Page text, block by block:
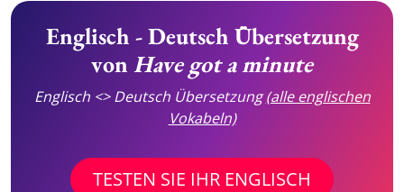
Englisch - Deutsch Übersetzung
vonHave got a minute
Englisch <> Deutsch Übersetzung(alle englischen
Vokabeln)
TESTEN SIE IHR ENGLISCH